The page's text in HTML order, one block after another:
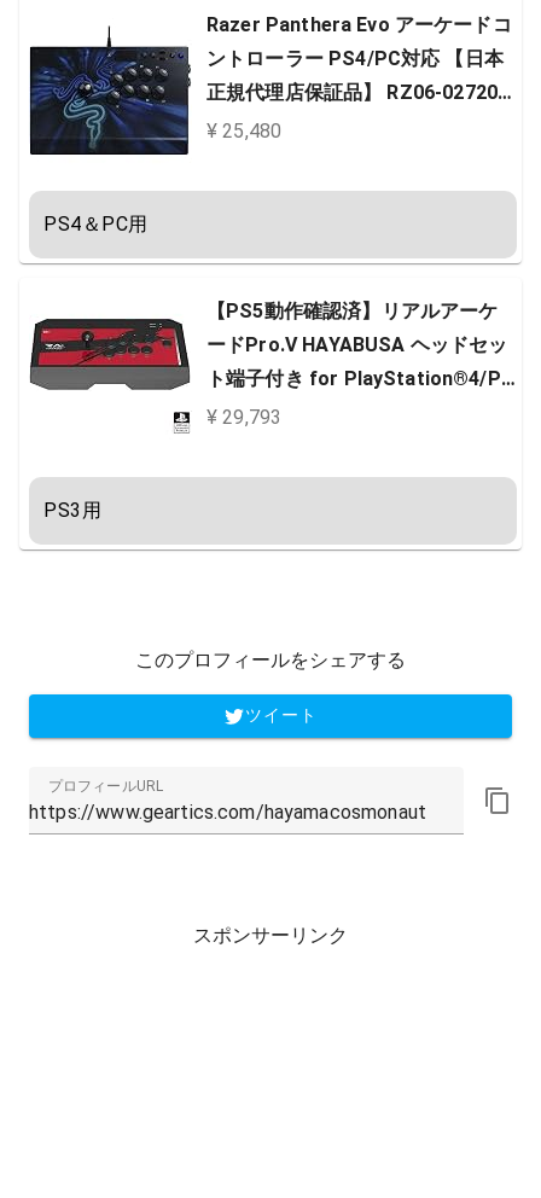
Razer Panthera Evo アーケードコ
ントローラー PS4/PC対応 【日本
正規代理店保証品】 RZ06-027201
00-R3A1
¥ 25,480
PS4＆PC用
【PS5動作確認済】リアルアーケ
ードPro.V HAYABUSA ヘッドセッ
ト端子付き for PlayStation®4/Pl
ayStation®3/PC【SONYライセン
¥ 29,793
PS3用
このプロフィールをシェアする
ツイート
プロフィールURL
スポンサーリンク